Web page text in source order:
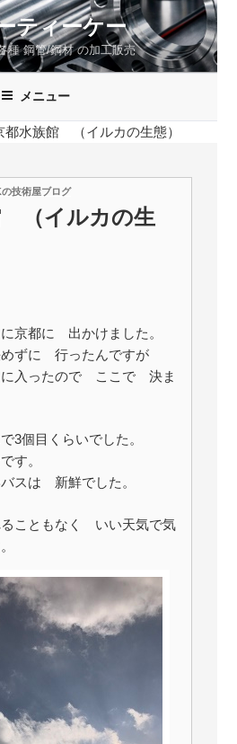
ティーケー
種 鋼管/鋼材 の加工販売
メニュー
都水族館 （イルカの生態）
技術屋ブログ
（イルカの生
京都に 出かけました。
めずに 行ったんですが
に入ったので ここで 決ま
3個目くらいでした。
す。
スは 新鮮でした。
ることもなく いい天気で気